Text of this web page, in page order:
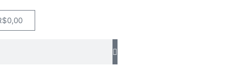
0,00